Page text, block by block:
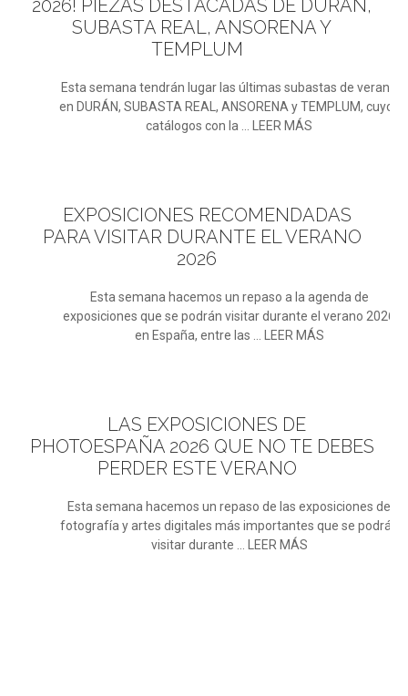
2026! PIEZAS DESTACADAS DE DURÁN,
SUBASTA REAL, ANSORENA Y
TEMPLUM
Esta semana tendrán lugar las últimas subastas de verano
en DURÁN, SUBASTA REAL, ANSORENA y TEMPLUM, cuyos
catálogos con la ... LEER MÁS
EXPOSICIONES RECOMENDADAS
PARA VISITAR DURANTE EL VERANO
2026
Esta semana hacemos un repaso a la agenda de
exposiciones que se podrán visitar durante el verano 2026
en España, entre las ... LEER MÁS
LAS EXPOSICIONES DE
PHOTOESPAÑA 2026 QUE NO TE DEBES
PERDER ESTE VERANO
Esta semana hacemos un repaso de las exposiciones de
fotografía y artes digitales más importantes que se podrán
visitar durante ... LEER MÁS